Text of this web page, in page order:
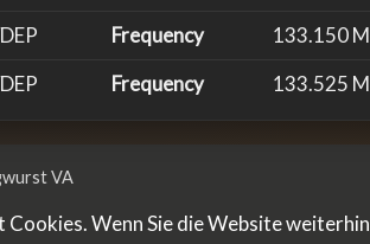
Frequency
133.150
Frequency
133.525
Frequency 135.975
Wenn Sie die Website
VA
|Impressum